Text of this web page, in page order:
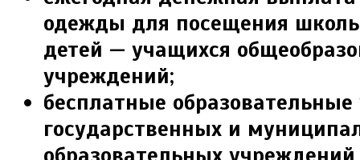
одеж­ды для посещения
детей — учащихся
учреждений;
бесплатные образовательные
государственных и